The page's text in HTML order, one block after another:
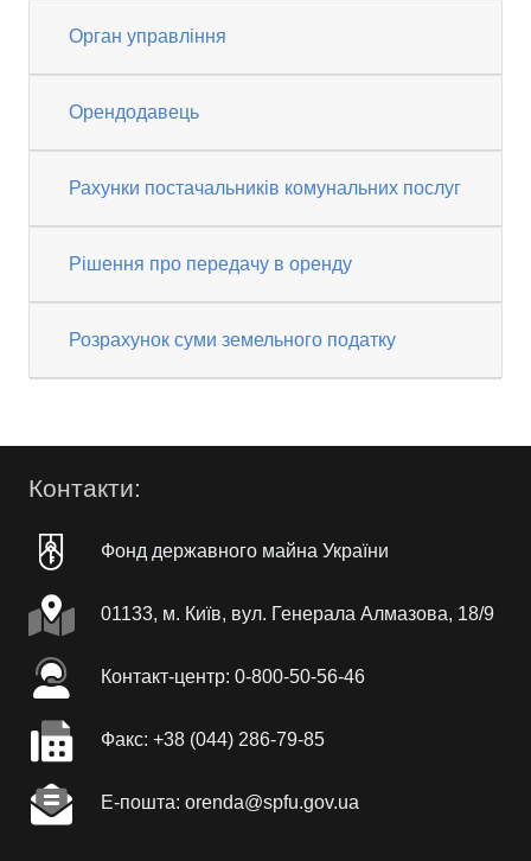
Орган управління
Орендодавець
Рахунки постачальників комунальних послуг
Рішення про передачу в оренду
Розрахунок суми земельного податку
Контакти:
Фонд державного майна України
01133, м. Київ, вул. Генерала Алмазова, 18/9
Контакт-центр: 0-800-50-56-46
Факc: +38 (044) 286-79-85
Е-пошта: orenda@spfu.gov.ua